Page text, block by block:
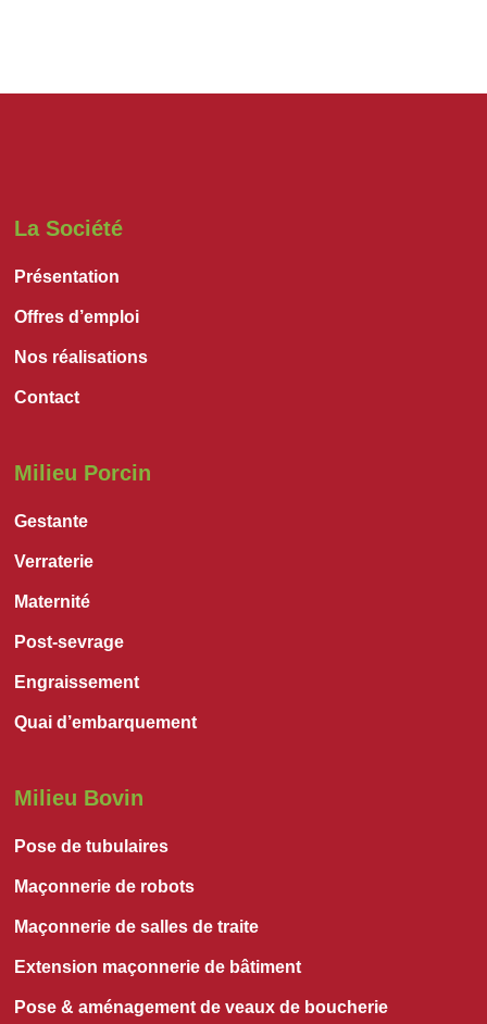
La Société
Présentation
Offres d’emploi
Nos réalisations
Contact
Milieu Porcin
Gestante
Verraterie
Maternité
Post-sevrage
Engraissement
Quai d’embarquement
Milieu Bovin
Pose de tubulaires
Maçonnerie de robots
Maçonnerie de salles de traite
Extension maçonnerie de bâtiment
Pose & aménagement de veaux de boucherie